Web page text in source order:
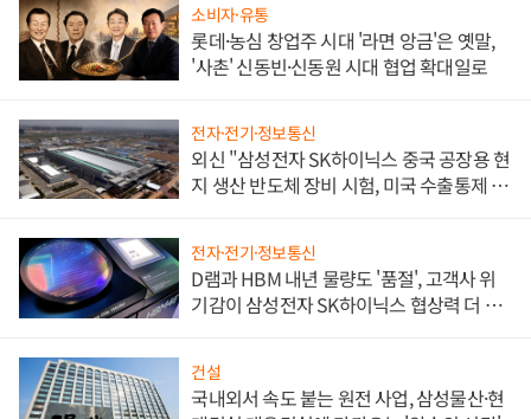
소비자·유통
롯데·농심 창업주 시대 '라면 앙금'은 옛말,
'사촌' 신동빈·신동원 시대 협업 확대일로
전자·전기·정보통신
외신 "삼성전자 SK하이닉스 중국 공장용 현
지 생산 반도체 장비 시험, 미국 수출통제 대
전자·전기·정보통신
D램과 HBM 내년 물량도 '품절', 고객사 위
기감이 삼성전자 SK하이닉스 협상력 더 키
건설
국내외서 속도 붙는 원전 사업, 삼성물산·현